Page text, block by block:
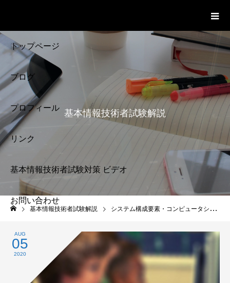
トップページ
ブログ
プロフィール
リンク
基本情報技術者試験対策 ビデオ
お問い合わせ
プライバシーポリシー
基本情報技術者試験
解説
基本情報技術者試験解説
基本情報技術者試験解説 システム構成要素・コンピュータシステム
AUG
05
2020